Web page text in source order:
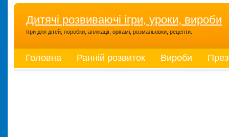
Дитячі розвиваючі ігри, уроки, вироби
Ігри для дітей, поробки, аплікації, орігамі, розмальовки, рецепти.
Головна Ранній розвиток Вироби